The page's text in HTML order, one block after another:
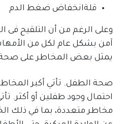
قلةانخفاض ضغط الدم
وعلى الرغم من أن التلقيح فى
آمن بشكل عام لكل من الأمهات
يمثل بعض المخاطر على
صحة الطفل. تأتي أكبر
احتمال وجود طفلين أو أكثر.
مخاطر متعددة، بما في ذلك